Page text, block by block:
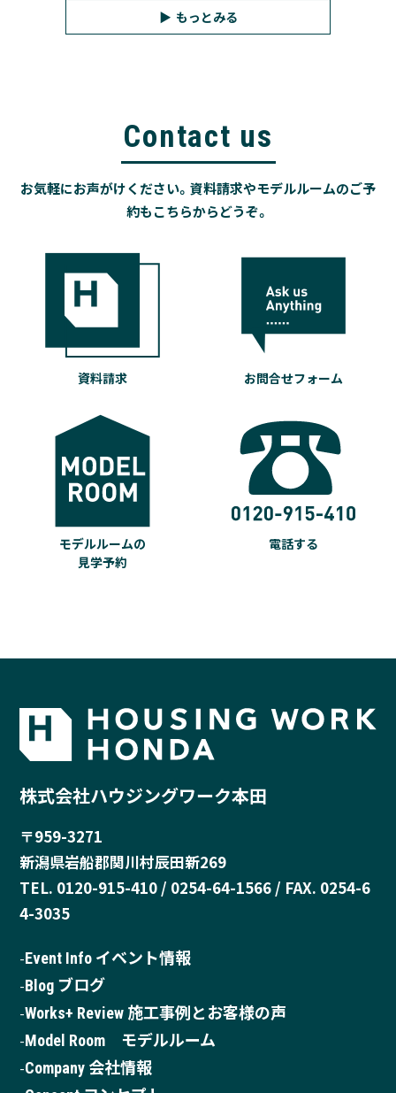
もっとみる
Contact us
お気軽にお声がけください。資料請求やモデルルームのご予
約もこちらからどうぞ。
資料請求 お問合せフォーム
モデルルームの
見学予約
電話する
株式会社ハウジングワーク本田
〒959-3271
新潟県岩船郡関川村辰田新269
TEL. 0120-915-410 / 0254-64-1566 / FAX. 0254-6
4-3035
Event Info イベント情報
Blog ブログ
Works+ Review 施工事例とお客様の声
Model Room モデルルーム
Company 会社情報